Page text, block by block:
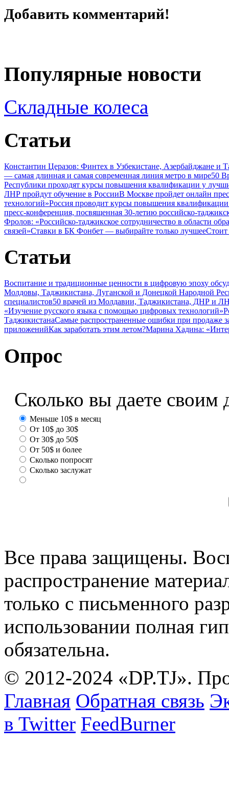
Добавить комментарий!
Популярные новости
Складные колеса
Статьи
Константин Церазов: Финтех в Узбекистане, Азербайджане
— самая длинная и самая современная линия метро в мире50
Республики проходят курсы повышения квалификации у
ЛНР пройдут обучение в РоссииВ Москве пройдет онлайн
технологий»Россия проводит курсы повышения квалификации
пресс-конференция, посвященная 30-летию российско-
Фролов: «Российско-таджикское сотрудничество в области
связей»Ставки в БК Фонбет — выбирайте только лучшееСтоит
Статьи
Воспитание и традиционные ценности в цифровую эпоху
Молдовы, Таджикистана, Луганской и Донецкой Народной
специалистов50 врачей из Молдавии, Таджикистана, ДНР и
«Изучение русского языка с помощью цифровых технологий»
ТаджикистанаСамые распространенные ошибки при продаже
приложенийКак заработать этим летом?Марина Хадина:
Опрос
Сколько вы даете своим
Меньше 10$ в месяц
От 10$ до 30$
От 30$ до 50$
От 50$ и более
Сколько попросят
Сколько заслужат
Все права защищены.
распространение
только с письменного
использовании полная
обязательна.
© 2012-2024 «DP.TJ».
Главная Обратная связь
в Twitter FeedBurner